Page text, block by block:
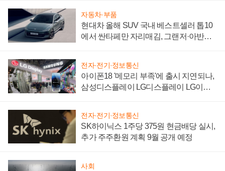
자동차·부품
현대차 올해 SUV 국내 베스트셀러 톱10
에서 싼타페만 자리매김, 그랜저·아반떼
전자·전기·정보통신
아이폰18 '메모리 부족'에 출시 지연되나,
삼성디스플레이 LG디스플레이 LG이노
전자·전기·정보통신
SK하이닉스 1주당 375원 현금배당 실시,
추가 주주환원 계획 9월 공개 예정
사회